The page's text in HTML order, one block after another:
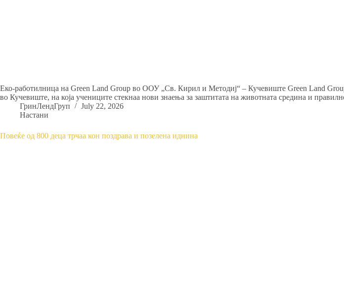
Еко-работилница на Green Land Group во ООУ „Св. Кирил и Методиј“ – Кучевиште Green Land
во Кучевиште, на која учениците стекнаа нови знаења за заштитата на животната средина и
ГринЛендГруп
July 22, 2026
Настани
Повеќе од 800 деца трчаа кон поздрава и позелена иднина